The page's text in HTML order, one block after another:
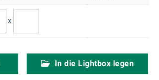
x
In die Lightbox legen